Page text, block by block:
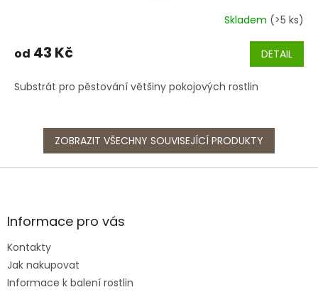
Skladem (>5 ks)
od 43 Kč DETAIL
Substrát pro pěstování většiny pokojových rostlin
ZOBRAZIT VŠECHNY SOUVISEJÍCÍ PRODUKTY
Z
aInformace pro vás
Kontakty
Jak nakupovat
Informace k balení rostlin